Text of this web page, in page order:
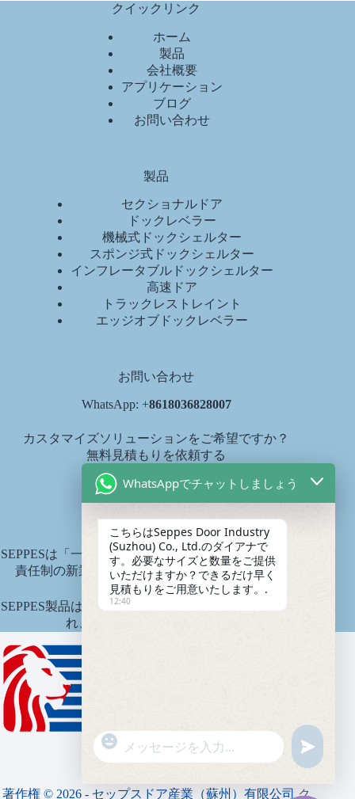
クイックリンク
ホーム
製品
会社概要
アプリケーション
ブログ
お問い合わせ
製品
セクショナルドア
ドックレベラー
機械式ドックシェルター
スポンジ式ドックシェルター
インフレータブルドックシェルター
高速ドア
トラックレストレイント
エッジオブドックレベラー
お問い合わせ
WhatsApp: +8618036828007
カスタマイズソリューションをご希望ですか？
無料見積もりを依頼する
diana@seppes.com.cn
SEPPESサービス
SEPPESは「一戸一庭、生涯サービス」という製品生涯
責任制の新業界サービス基準を実施しています。.
SEPPES製品は中国平安財産保険会社により保険引受さ
れ、保険金額は1500万元です。.
著作権 © 2026 - セップスドア産業（蘇州）有限公司ク
WhatsAppでチャットしましょう
こちらはSeppes Door Industry
(Suzhou) Co., Ltd.のダイアナで
す。必要なサイズと数量をご提供
いただけますか？できるだけ早く
見積もりをご用意いたします。.
12:40
"
+
h
WhatsAppメッセージ
未
定